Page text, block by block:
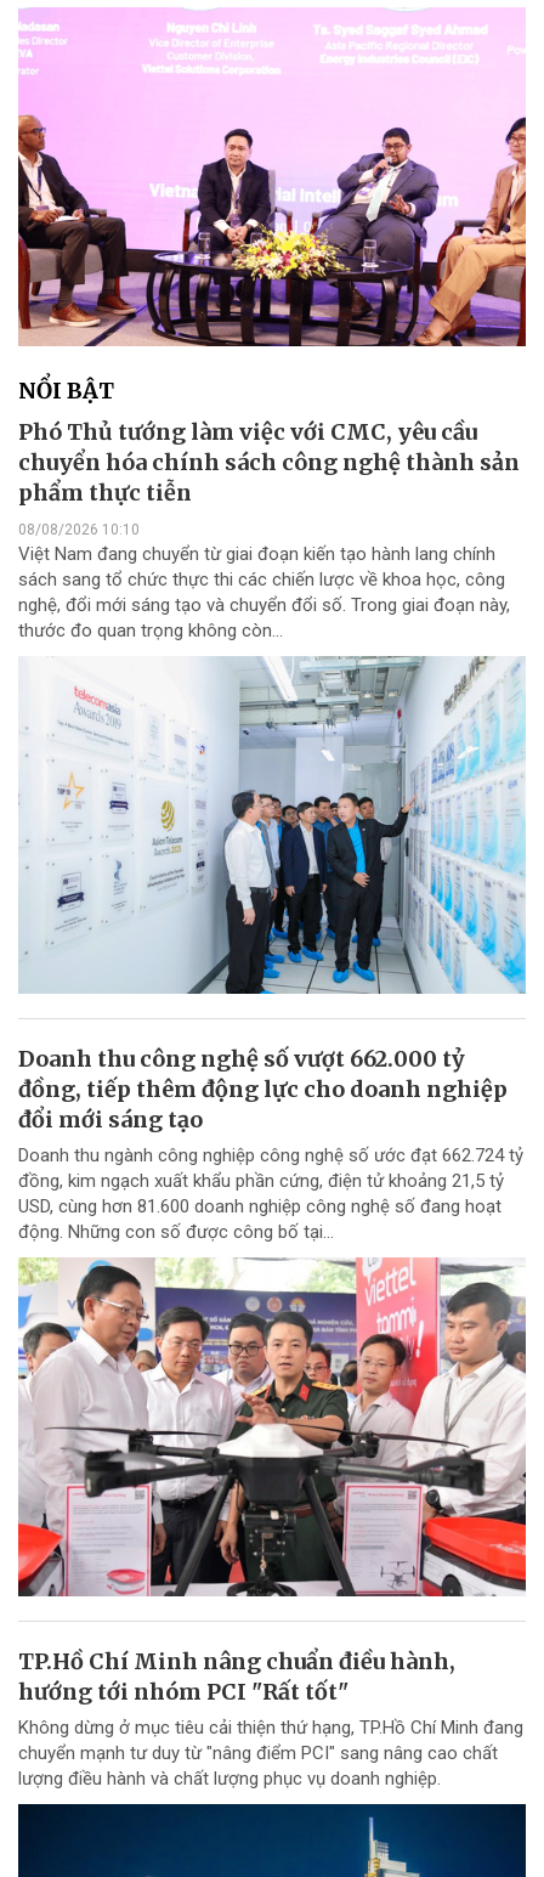
NỔI BẬT
Phó Thủ tướng làm việc với CMC, yêu cầu
chuyển hóa chính sách công nghệ thành sản
phẩm thực tiễn
08/08/2026 10:10
Việt Nam đang chuyển từ giai đoạn kiến tạo hành lang chính
sách sang tổ chức thực thi các chiến lược về khoa học, công
nghệ, đổi mới sáng tạo và chuyển đổi số. Trong giai đoạn này,
thước đo quan trọng không còn...
Doanh thu công nghệ số vượt 662.000 tỷ
đồng, tiếp thêm động lực cho doanh nghiệp
đổi mới sáng tạo
Doanh thu ngành công nghiệp công nghệ số ước đạt 662.724 tỷ
đồng, kim ngạch xuất khẩu phần cứng, điện tử khoảng 21,5 tỷ
USD, cùng hơn 81.600 doanh nghiệp công nghệ số đang hoạt
động. Những con số được công bố tại...
TP.Hồ Chí Minh nâng chuẩn điều hành,
hướng tới nhóm PCI "Rất tốt"
Không dừng ở mục tiêu cải thiện thứ hạng, TP.Hồ Chí Minh đang
chuyển mạnh tư duy từ "nâng điểm PCI" sang nâng cao chất
lượng điều hành và chất lượng phục vụ doanh nghiệp.